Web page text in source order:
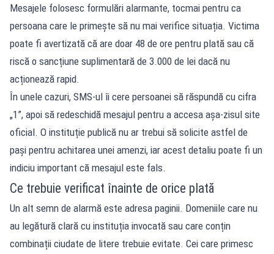
Mesajele folosesc formulări alarmante, tocmai pentru ca
persoana care le primește să nu mai verifice situația. Victima
poate fi avertizată că are doar 48 de ore pentru plată sau că
riscă o sancțiune suplimentară de 3.000 de lei dacă nu
acționează rapid.
În unele cazuri, SMS-ul îi cere persoanei să răspundă cu cifra
„1”, apoi să redeschidă mesajul pentru a accesa așa-zisul site
oficial. O instituție publică nu ar trebui să solicite astfel de
pași pentru achitarea unei amenzi, iar acest detaliu poate fi un
indiciu important că mesajul este fals.
Ce trebuie verificat înainte de orice plată
Un alt semn de alarmă este adresa paginii. Domeniile care nu
au legătură clară cu instituția invocată sau care conțin
combinații ciudate de litere trebuie evitate. Cei care primesc